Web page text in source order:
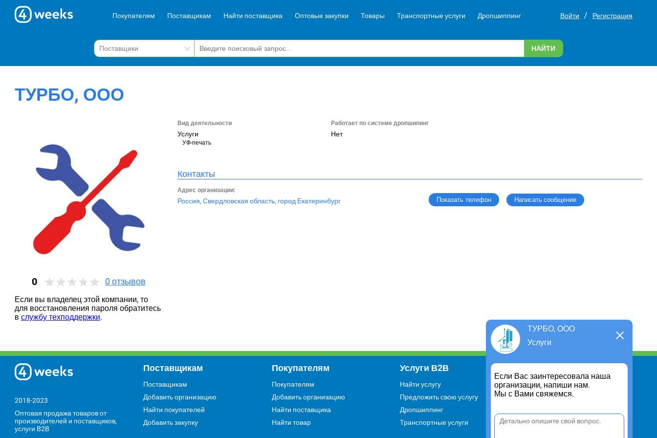
Покупателям Поставщикам Найти поставщика Оптовые закупки Товары Транспортные услуги Дропшиппинг Войти / Регистрация
НАЙТИ
ТУРБО, ООО
0 0 отзывов
Если вы владелец этой компании, то
для восстановления пароля обратитесь
в службу техподдержки.
Вид деятельности
Услуги
УФ-печать
Работает по системе дропшипинг
Нет
Контакты
Адрес организации:
Россия, Свердловская область, город Екатеринбург Показать телефон Написать сообщение
ТУРБО, ООО
Услуги
Если Вас заинтересовала наша
организации, напиши нам.
Мы с Вами свяжемся.
2018-2023
Оптовая продажа товаров от
производителей и поставщиков,
услуги B2B
Поставщикам
Поставщикам
Добавить организацию
Найти покупателей
Добавить закупку
Покупателям
Покупателям
Добавить организацию
Найти поставщика
Найти товар
Услуги В2В
Найти услугу
Предложить свою услугу
Дропшиппинг
Транспортные услуги
Для чего существует портал
Политика конфиденциальности
Пользовательское соглашение